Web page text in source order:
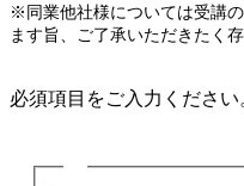
※同業他社様については受講
ます旨、ご了承いただきたく存
必須項目をご入力ください